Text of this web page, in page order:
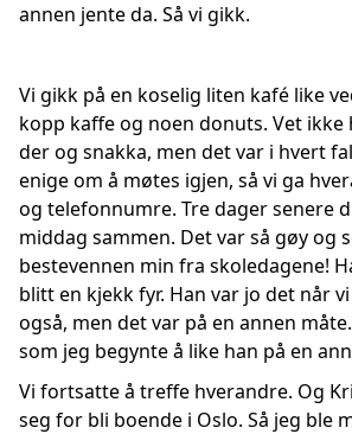
annen jente da. Så vi gikk.
Vi gikk på en koselig liten kafé like
kopp kaffe og noen donuts. Vet ikke
der og snakka, men det var i hvert
enige om å møtes igjen, så vi ga
og telefonnumre. Tre dager senere
middag sammen. Det var så gøy og
bestevennen min fra skoledagene!
blitt en kjekk fyr. Han var jo det når
også, men det var på en annen
som jeg begynte å like han på en
Vi fortsatte å treffe hverandre. Og
seg for bli boende i Oslo. Så jeg ble